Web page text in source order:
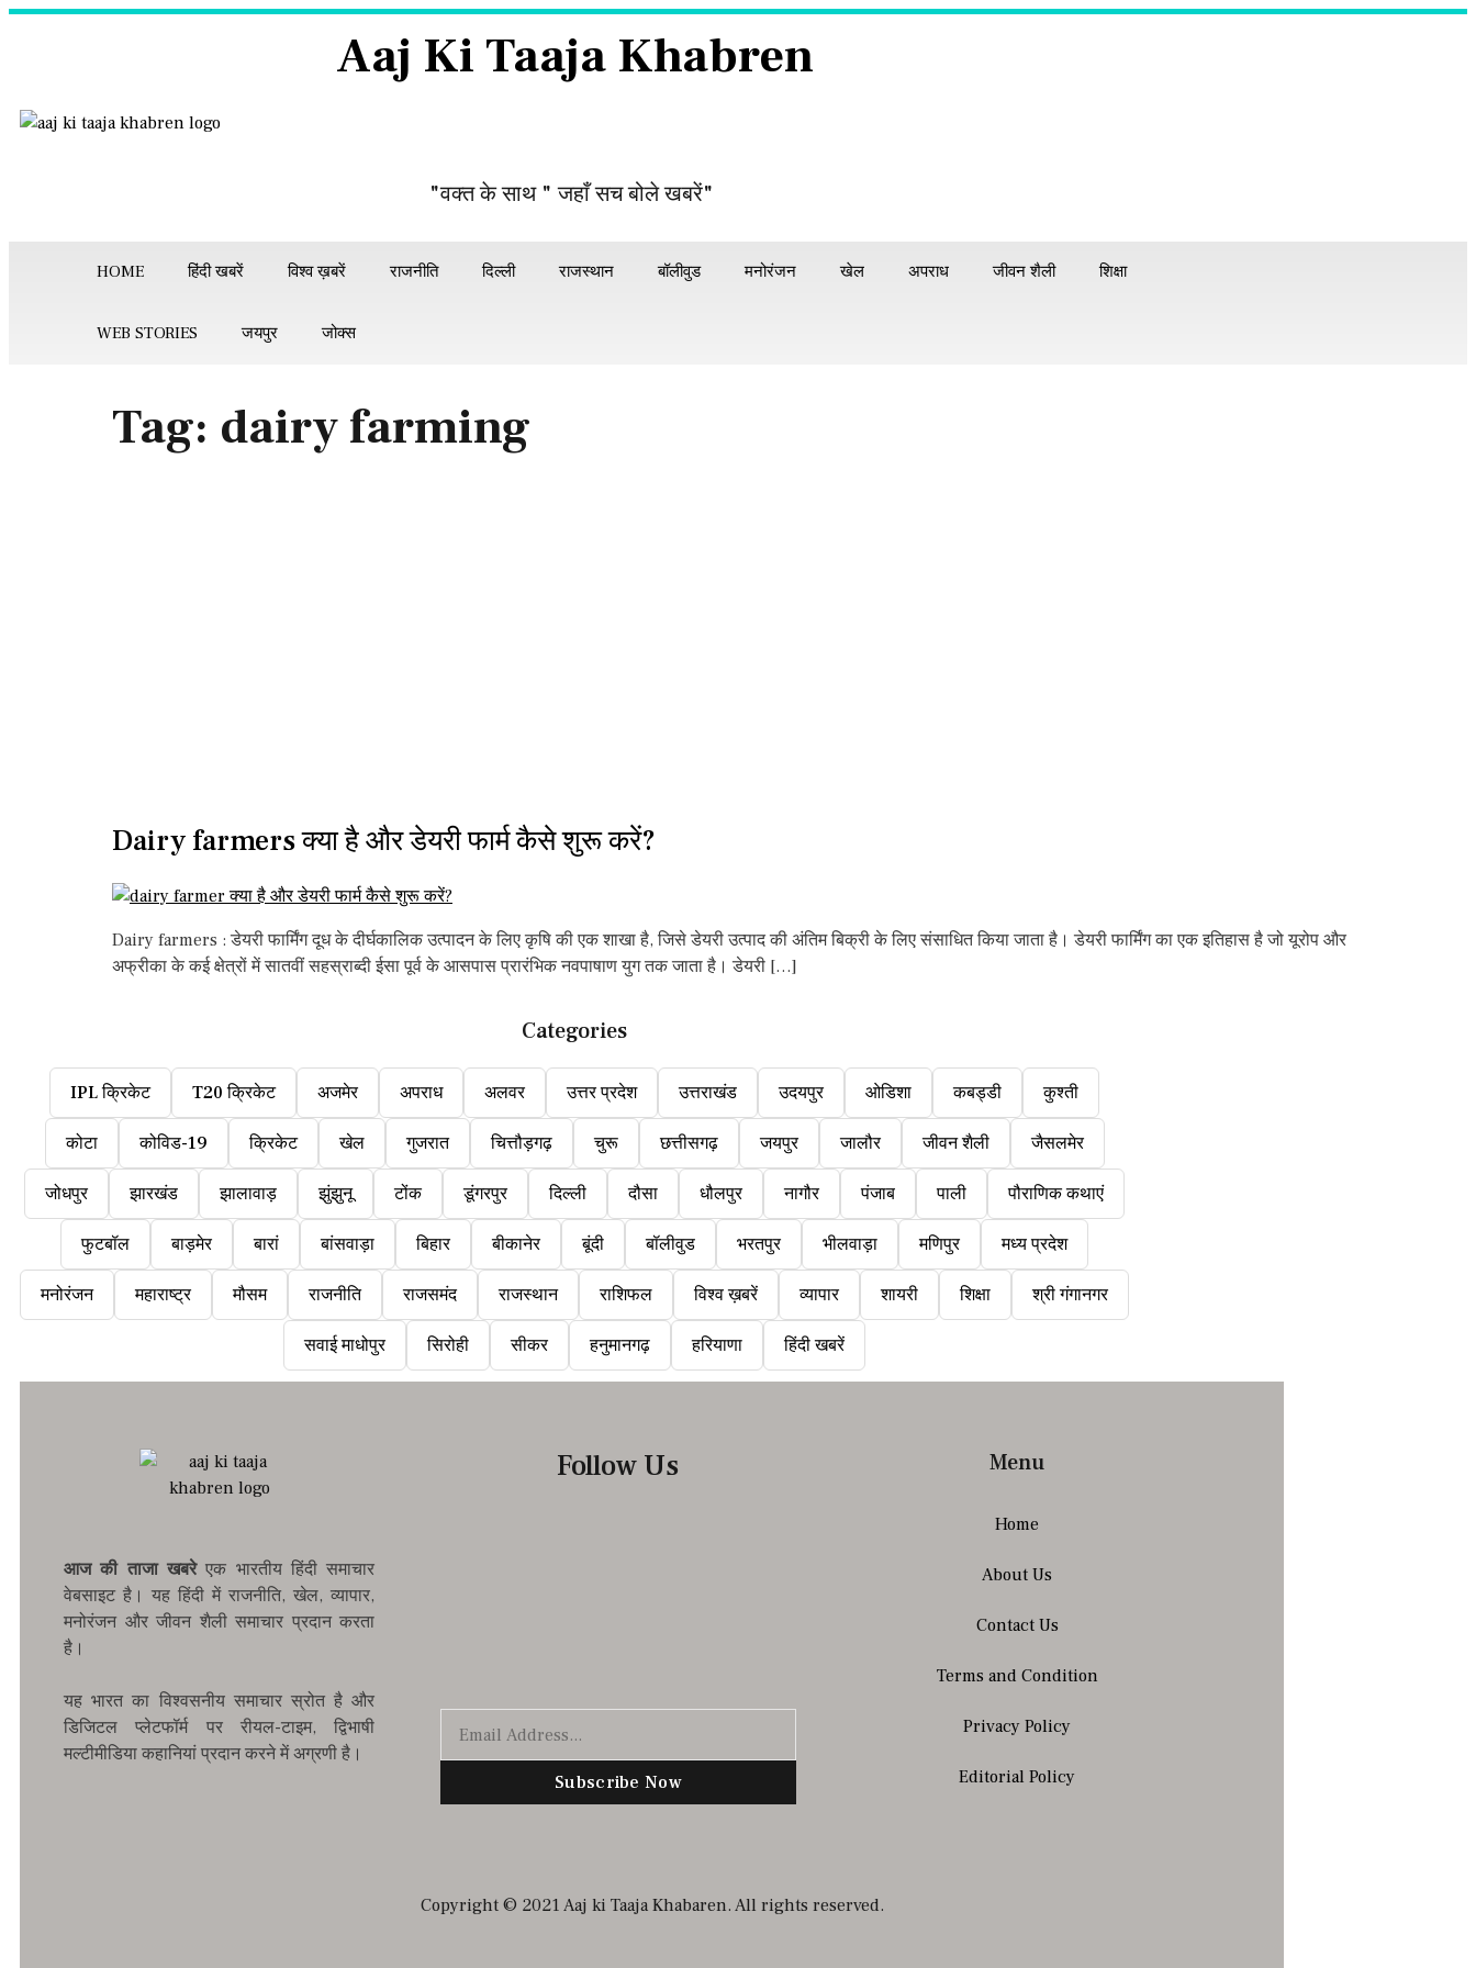
Aaj Ki Taaja Khabren
"वक्त के साथ " जहाँ सच बोले खबरें"
HOME हिंदी खबरें विश्व ख़बरें राजनीति दिल्ली राजस्थान बॉलीवुड मनोरंजन खेल अपराध जीवन शैली शिक्षा
WEB STORIES जयपुर जोक्स
Tag: dairy farming
Dairy farmers क्या है और डेयरी फार्म कैसे शुरू करें?
Dairy farmers : डेयरी फार्मिंग दूध के दीर्घकालिक उत्पादन के लिए कृषि की एक शाखा है, जिसे डेयरी उत्पाद की अंतिम बिक्री के लिए संसाधित किया जाता है। डेयरी फार्मिंग का एक इतिहास है जो यूरोप और
अफ्रीका के कई क्षेत्रों में सातवीं सहस्राब्दी ईसा पूर्व के आसपास प्रारंभिक नवपाषाण युग तक जाता है। डेयरी […]
Categories
IPL क्रिकेट T20 क्रिकेट अजमेर अपराध अलवर उत्तर प्रदेश उत्तराखंड उदयपुर ओडिशा कबड्डी कुश्ती
कोटा कोविड-19 क्रिकेट खेल गुजरात चित्तौड़गढ़ चुरू छत्तीसगढ़ जयपुर जालौर जीवन शैली जैसलमेर
जोधपुर झारखंड झालावाड़ झुंझुनू टोंक डूंगरपुर दिल्ली दौसा धौलपुर नागौर पंजाब पाली पौराणिक कथाएं
फुटबॉल बाड़मेर बारां बांसवाड़ा बिहार बीकानेर बूंदी बॉलीवुड भरतपुर भीलवाड़ा मणिपुर मध्य प्रदेश
मनोरंजन महाराष्ट्र मौसम राजनीति राजसमंद राजस्थान राशिफल विश्व ख़बरें व्यापार शायरी शिक्षा श्री गंगानगर
सवाई माधोपुर सिरोही सीकर हनुमानगढ़ हरियाणा हिंदी खबरें
आज की ताजा खबरेएक भारतीय हिंदी समाचार
वेबसाइट है। यह हिंदी में राजनीति, खेल, व्यापार,
मनोरंजन और जीवन शैली समाचार प्रदान करता
है।
यह भारत का विश्वसनीय समाचार स्रोत है और
डिजिटल प्लेटफॉर्म पर रीयल-टाइम, द्विभाषी
मल्टीमीडिया कहानियां प्रदान करने में अग्रणी है।
Follow Us
Subscribe Now
Menu
Home
About Us
Contact Us
Terms and Condition
Privacy Policy
Editorial Policy
Copyright © 2021 Aaj ki Taaja Khabaren. All rights reserved.